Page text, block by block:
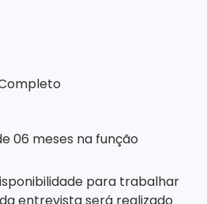
06 meses na função
para trabalhar